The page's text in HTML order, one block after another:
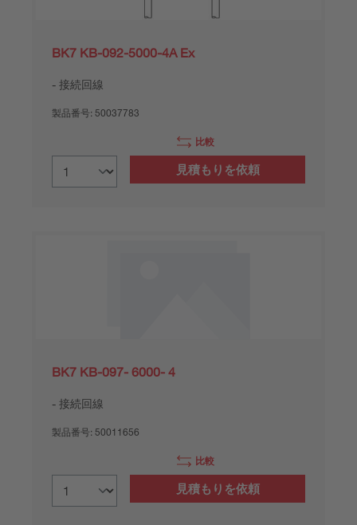
BK7 KB-092-5000-4A Ex
接続回線
製品番号: 50037783
比較
見積もりを依頼
BK7 KB-097- 6000- 4
接続回線
製品番号: 50011656
比較
見積もりを依頼